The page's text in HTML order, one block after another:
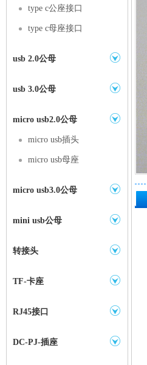
type c公座接口
type c母座接口
usb 2.0公母
usb 3.0公母
micro usb2.0公母
micro usb插头
micro usb母座
micro usb3.0公母
mini usb公母
转接头
TF-卡座
RJ45接口
DC-PJ-插座